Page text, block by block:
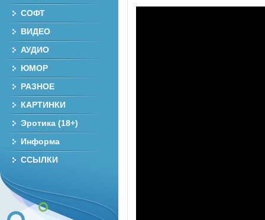
СОФТ
ВИДЕО
АУДИО
ЮМОР
РАЗНОЕ
КАРТИНКИ
Эротика (18+)
Информа
ССЫЛКИ